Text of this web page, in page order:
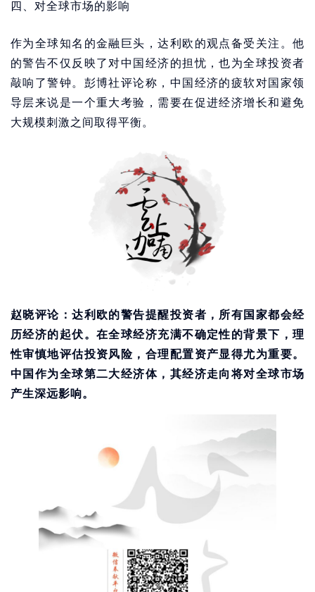
四、对全球市场的影响
作为全球知名的金融巨头，达利欧的观点备受关注。他
的警告不仅反映了对中国经济的担忧，也为全球投资者
敲响了警钟。彭博社评论称，中国经济的疲软对国家领
导层来说是一个重大考验，需要在促进经济增长和避免
大规模刺激之间取得平衡。
赵晓评论：达利欧的警告提醒投资者，所有国家都会经
历经济的起伏。在全球经济充满不确定性的背景下，理
性审慎地评估投资风险，合理配置资产显得尤为重要。
中国作为全球第二大经济体，其经济走向将对全球市场
产生深远影响。